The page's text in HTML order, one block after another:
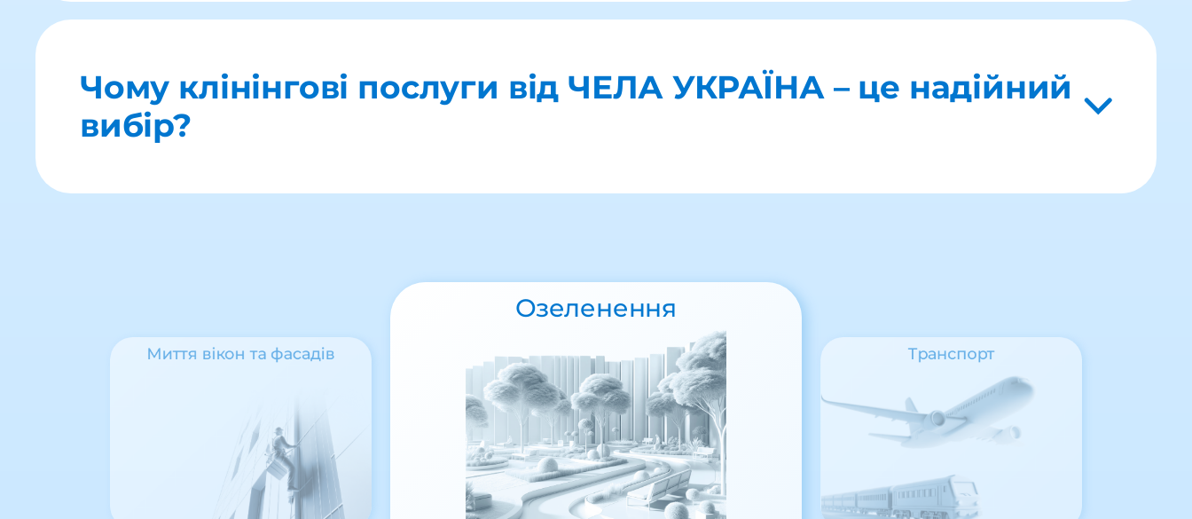
Чому клінінгові послуги від ЧЕЛА УКРАЇНА – це надійний
вибір?
Миття вікон та фасадів
Озеленення
Транспорт